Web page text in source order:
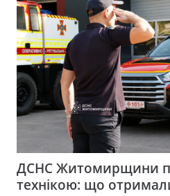
ДСНС Житомирщини
технікою: що